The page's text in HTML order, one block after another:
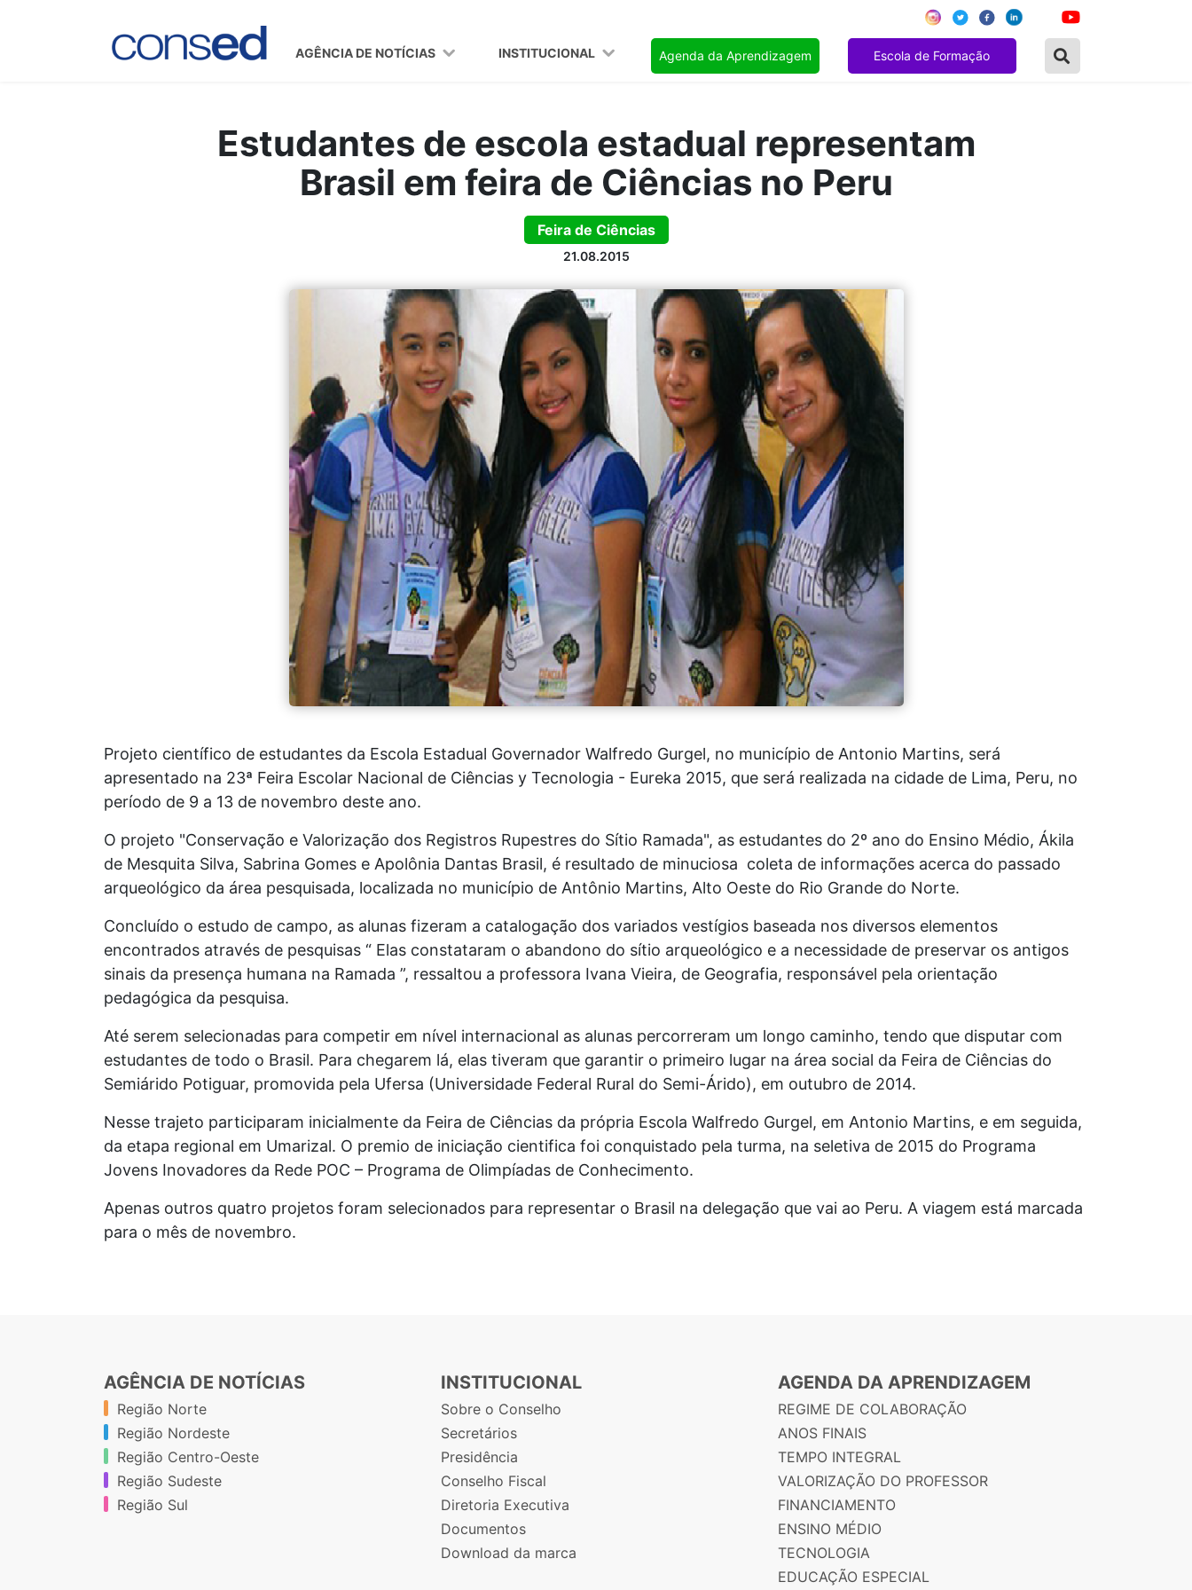
AGÊNCIA DE NOTÍCIAS INSTITUCIONAL Agenda da Aprendizagem Escola de Formação
Estudantes de escola estadual representam
Brasil em feira de Ciências no Peru
Feira de Ciências
21.08.2015
Projeto científico de estudantes da Escola Estadual Governador Walfredo Gurgel, no município de Antonio Martins, será
apresentado na 23ª Feira Escolar Nacional de Ciências y Tecnologia - Eureka 2015, que será realizada na cidade de Lima, Peru, no
período de 9 a 13 de novembro deste ano.
O projeto "Conservação e Valorização dos Registros Rupestres do Sítio Ramada", as estudantes do 2º ano do Ensino Médio, Ákila
de Mesquita Silva, Sabrina Gomes e Apolônia Dantas Brasil, é resultado de minuciosa coleta de informações acerca do passado
arqueológico da área pesquisada, localizada no município de Antônio Martins, Alto Oeste do Rio Grande do Norte.
Concluído o estudo de campo, as alunas fizeram a catalogação dos variados vestígios baseada nos diversos elementos
encontrados através de pesquisas “ Elas constataram o abandono do sítio arqueológico e a necessidade de preservar os antigos
sinais da presença humana na Ramada ”, ressaltou a professora Ivana Vieira, de Geografia, responsável pela orientação
pedagógica da pesquisa.
Até serem selecionadas para competir em nível internacional as alunas percorreram um longo caminho, tendo que disputar com
estudantes de todo o Brasil. Para chegarem lá, elas tiveram que garantir o primeiro lugar na área social da Feira de Ciências do
Semiárido Potiguar, promovida pela Ufersa (Universidade Federal Rural do Semi-Árido), em outubro de 2014.
Nesse trajeto participaram inicialmente da Feira de Ciências da própria Escola Walfredo Gurgel, em Antonio Martins, e em seguida,
da etapa regional em Umarizal. O premio de iniciação cientifica foi conquistado pela turma, na seletiva de 2015 do Programa
Jovens Inovadores da Rede POC – Programa de Olimpíadas de Conhecimento.
Apenas outros quatro projetos foram selecionados para representar o Brasil na delegação que vai ao Peru. A viagem está marcada
para o mês de novembro.
AGÊNCIA DE NOTÍCIAS
Região Norte
Região Nordeste
Região Centro-Oeste
Região Sudeste
Região Sul
INSTITUCIONAL
Sobre o Conselho
Secretários
Presidência
Conselho Fiscal
Diretoria Executiva
Documentos
Download da marca
AGENDA DA APRENDIZAGEM
REGIME DE COLABORAÇÃO
ANOS FINAIS
TEMPO INTEGRAL
VALORIZAÇÃO DO PROFESSOR
FINANCIAMENTO
ENSINO MÉDIO
TECNOLOGIA
EDUCAÇÃO ESPECIAL